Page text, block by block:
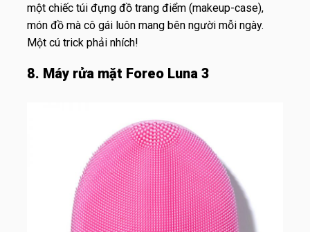
một chiếc túi đựng đồ trang điểm (makeup-case),
món đồ mà cô gái luôn mang bên người mỗi ngày.
Một cú trick phải nhích!
8. Máy rửa mặt Foreo Luna 3